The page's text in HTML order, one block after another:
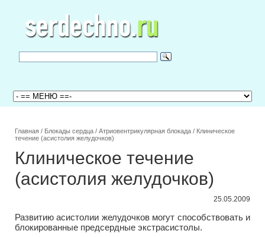
Главная / Блокады сердца / Атриовентрикулярная блокада / Клиническое
течение (асистолия желудочков)
Клиническое течение
(асистолия желудочков)
25.05.2009
Развитию асистолии желудочков могут способствовать и
блокированные предсердные экстрасистолы.